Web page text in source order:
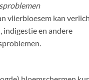
vlierbloesem kan
indigestie en andere